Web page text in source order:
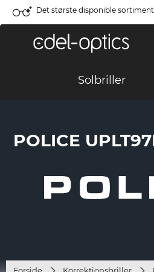
Det største disponible
Solbriller
POLICE